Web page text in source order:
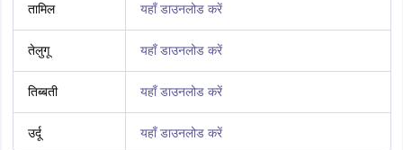
तामिल यहाँ डाउनलोड करें
तेलुगू यहाँ डाउनलोड करें
तिब्बती यहाँ डाउनलोड करें
उर्दू यहाँ डाउनलोड करें